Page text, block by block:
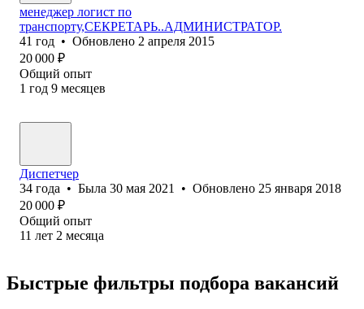
менеджер логист по
транспорту,СЕКРЕТАРЬ..АДМИНИСТРАТОР.
41 год • Обновлено 2 апреля 2015
20 000 ₽
Общий опыт
1 год 9 месяцев
Диспетчер
34 года • Была 30 мая 2021 • Обновлено 25 января 2018
20 000 ₽
Общий опыт
11 лет 2 месяца
Быстрые фильтры подбора вакансий